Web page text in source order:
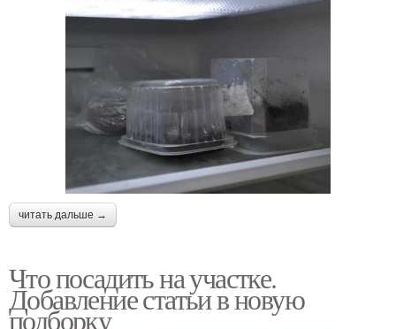
читать дальше →
Что посадить на участке.
Добавление статьи в новую
подборку